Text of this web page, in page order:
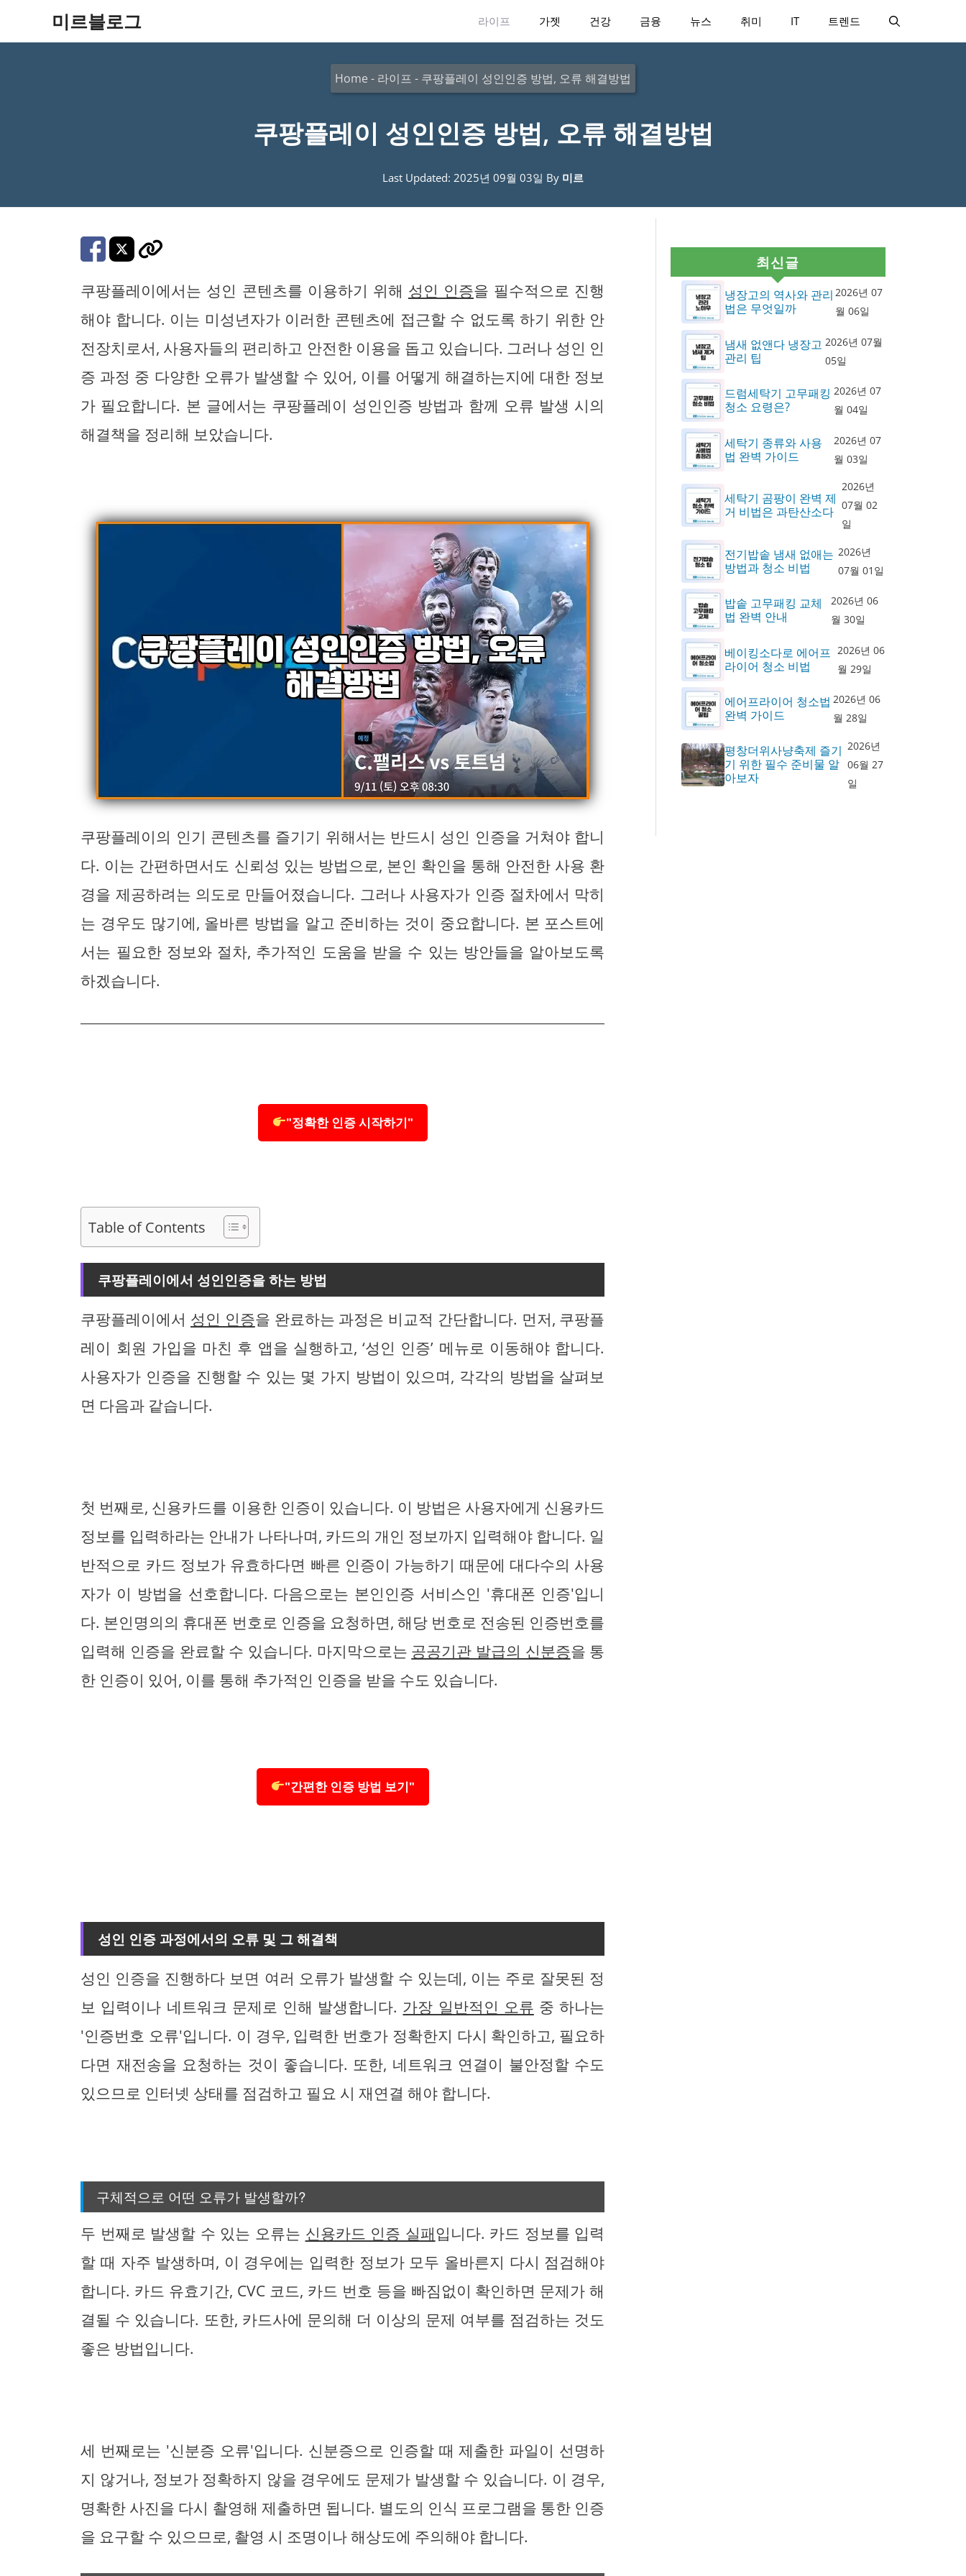
미르블로그 라이프 가젯 건강 금융 뉴스 취미 IT 트렌드
Home - 라이프 - 쿠팡플레이 성인인증 방법, 오류 해결방법
쿠팡플레이 성인인증 방법, 오류 해결방법
Last Updated: 2025년 09월 03일 By 미르
쿠팡플레이에서는 성인 콘텐츠를 이용하기 위해 성인 인증을 필수적으로 진행
해야 합니다. 이는 미성년자가 이러한 콘텐츠에 접근할 수 없도록 하기 위한 안
전장치로서, 사용자들의 편리하고 안전한 이용을 돕고 있습니다. 그러나 성인 인
증 과정 중 다양한 오류가 발생할 수 있어, 이를 어떻게 해결하는지에 대한 정보
가 필요합니다. 본 글에서는 쿠팡플레이 성인인증 방법과 함께 오류 발생 시의
해결책을 정리해 보았습니다.
쿠팡플레이의 인기 콘텐츠를 즐기기 위해서는 반드시 성인 인증을 거쳐야 합니
다. 이는 간편하면서도 신뢰성 있는 방법으로, 본인 확인을 통해 안전한 사용 환
경을 제공하려는 의도로 만들어졌습니다. 그러나 사용자가 인증 절차에서 막히
는 경우도 많기에, 올바른 방법을 알고 준비하는 것이 중요합니다. 본 포스트에
서는 필요한 정보와 절차, 추가적인 도움을 받을 수 있는 방안들을 알아보도록
하겠습니다.
"정확한 인증 시작하기"
Table of Contents
쿠팡플레이에서 성인인증을 하는 방법
쿠팡플레이에서 성인 인증을 완료하는 과정은 비교적 간단합니다. 먼저, 쿠팡플
레이 회원 가입을 마친 후 앱을 실행하고, ‘성인 인증’ 메뉴로 이동해야 합니다.
사용자가 인증을 진행할 수 있는 몇 가지 방법이 있으며, 각각의 방법을 살펴보
면 다음과 같습니다.
첫 번째로, 신용카드를 이용한 인증이 있습니다. 이 방법은 사용자에게 신용카드
정보를 입력하라는 안내가 나타나며, 카드의 개인 정보까지 입력해야 합니다. 일
반적으로 카드 정보가 유효하다면 빠른 인증이 가능하기 때문에 대다수의 사용
자가 이 방법을 선호합니다. 다음으로는 본인인증 서비스인 '휴대폰 인증'입니
다. 본인명의의 휴대폰 번호로 인증을 요청하면, 해당 번호로 전송된 인증번호를
입력해 인증을 완료할 수 있습니다. 마지막으로는 공공기관 발급의 신분증을 통
한 인증이 있어, 이를 통해 추가적인 인증을 받을 수도 있습니다.
"간편한 인증 방법 보기"
성인 인증 과정에서의 오류 및 그 해결책
성인 인증을 진행하다 보면 여러 오류가 발생할 수 있는데, 이는 주로 잘못된 정
보 입력이나 네트워크 문제로 인해 발생합니다. 가장 일반적인 오류 중 하나는
'인증번호 오류'입니다. 이 경우, 입력한 번호가 정확한지 다시 확인하고, 필요하
다면 재전송을 요청하는 것이 좋습니다. 또한, 네트워크 연결이 불안정할 수도
있으므로 인터넷 상태를 점검하고 필요 시 재연결 해야 합니다.
구체적으로 어떤 오류가 발생할까?
두 번째로 발생할 수 있는 오류는 신용카드 인증 실패입니다. 카드 정보를 입력
할 때 자주 발생하며, 이 경우에는 입력한 정보가 모두 올바른지 다시 점검해야
합니다. 카드 유효기간, CVC 코드, 카드 번호 등을 빠짐없이 확인하면 문제가 해
결될 수 있습니다. 또한, 카드사에 문의해 더 이상의 문제 여부를 점검하는 것도
좋은 방법입니다.
세 번째로는 '신분증 오류'입니다. 신분증으로 인증할 때 제출한 파일이 선명하
지 않거나, 정보가 정확하지 않을 경우에도 문제가 발생할 수 있습니다. 이 경우,
명확한 사진을 다시 촬영해 제출하면 됩니다. 별도의 인식 프로그램을 통한 인증
을 요구할 수 있으므로, 촬영 시 조명이나 해상도에 주의해야 합니다.
최신글
냉장고의 역사와 관리
법은 무엇일까
2026년 07
월 06일
냄새 없앤다 냉장고
관리 팁
2026년 07월
05일
드럼세탁기 고무패킹
청소 요령은?
2026년 07
월 04일
세탁기 종류와 사용
법 완벽 가이드
2026년 07
월 03일
세탁기 곰팡이 완벽 제
거 비법은 과탄산소다
2026년
07월 02
일
전기밥솥 냄새 없애는
방법과 청소 비법
2026년
07월 01일
밥솥 고무패킹 교체
법 완벽 안내
2026년 06
월 30일
베이킹소다로 에어프
라이어 청소 비법
2026년 06
월 29일
에어프라이어 청소법
완벽 가이드
2026년 06
월 28일
평창더위사냥축제 즐기
기 위한 필수 준비물 알
아보자
2026년
06월 27
일